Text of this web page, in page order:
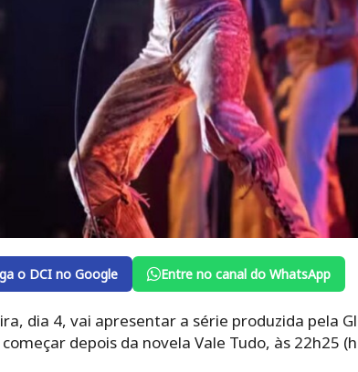
o DCI no Google Entre no canal do WhatsApp
dia 4, vai apresentar a série produzida pela
depois da novela Vale Tudo, às 22h25